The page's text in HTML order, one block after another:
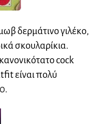
δερμάτινο γιλέκο,
σκουλαρίκια.
cock
είναι πολύ